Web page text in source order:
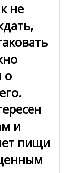
не
о
и
пищи